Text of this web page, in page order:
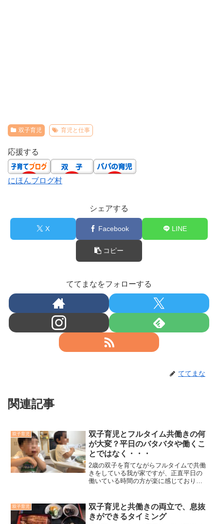
双子育児 育児と仕事
応援する
にほんブログ村
シェアする
X Facebook LINE
コピー
ててまなをフォローする
ててまな
関連記事
双子育児
双子育児とフルタイム共働きの何
が大変？平日のバタバタや働くこ
とではなく・・・
2歳の双子を育てながらフルタイムで共働
きをしている我が家ですが、正直平日の
働いている時間の方が楽に感じており、
日の方がしんどいと思うのか、その理由
を本記事でまとめます。
双子育児
双子育児と共働きの両立で、息抜
きができるタイミング